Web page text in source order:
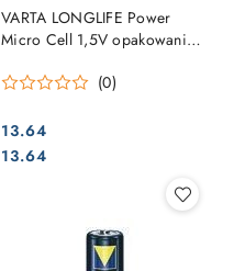
VARTA LONGLIFE Power
Micro Cell 1,5V opakowanie
(0)
Cena:
13.64
Cena:
13.64